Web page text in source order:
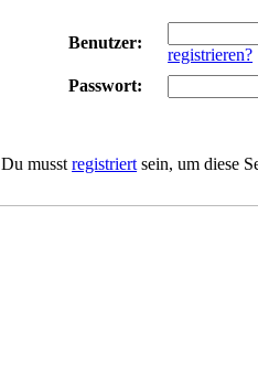
Benutzer:
registrieren?
Passwort:
Du musstregistriert sein, um diese